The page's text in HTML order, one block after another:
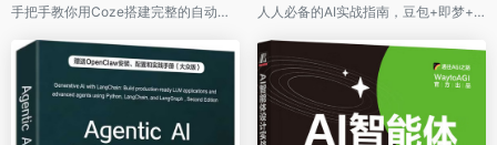
手把手教你用Coze搭建完整的自动化内容生产系统，附赠配套的Coze工作流源码和飞书多维表格模板 人人必备的AI实战指南，豆包+即梦+剪映+海绵音乐+扣子智能体